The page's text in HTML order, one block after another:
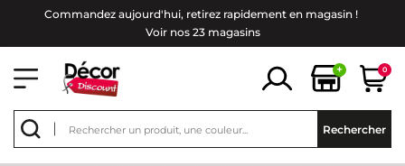
Commandez aujourd'hui, retirez rapidement en magasin !
Voir nos 23 magasins
+ 0
Rechercher